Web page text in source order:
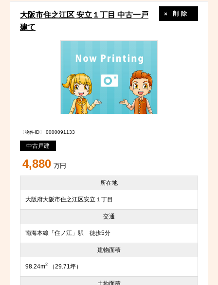
大阪市住之江区 安立１丁目 中古一戸
建て
削除
〔物件ID〕 0000091133
中古戸建
4,880 万円
所在地
大阪府大阪市住之江区安立１丁目
交通
南海本線「住ノ江」駅 徒歩5分
建物面積
98.24m2 （29.71坪）
土地面積